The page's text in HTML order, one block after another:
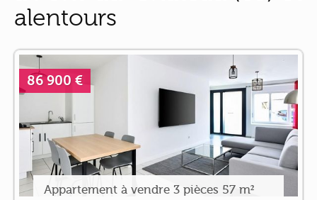
alentours
86 900 €
Appartement à vendre 3 pièces 57 m²